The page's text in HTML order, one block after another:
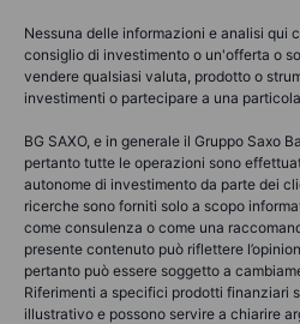
Nessuna delle informazioni e analisi qui
consiglio di investimento o un'offerta o
vendere qualsiasi valuta, prodotto o
investimenti o partecipare a una
BG SAXO, e in generale il Gruppo Saxo
pertanto tutte le operazioni sono
autonome di investimento da parte dei
ricerche sono forniti solo a scopo
come consulenza o come una
presente contenuto può riflettere
pertanto può essere soggetto a
Riferimenti a specifici prodotti finanziari
illustrativo e possono servire a chiarire